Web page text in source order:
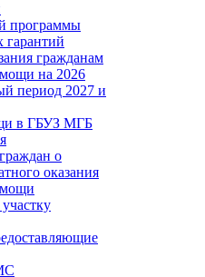
программы
гарантий
гражданам
на 2026
период 2027 и
в ГБУЗ МГБ
о
оказания